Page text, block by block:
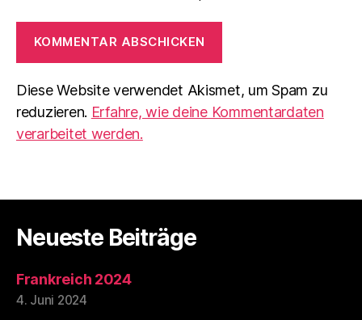
Diese Website verwendet Akismet, um Spam zu
reduzieren. Erfahre, wie deine Kommentardaten
verarbeitet werden.
Neueste Beiträge
Frankreich 2024
4. Juni 2024